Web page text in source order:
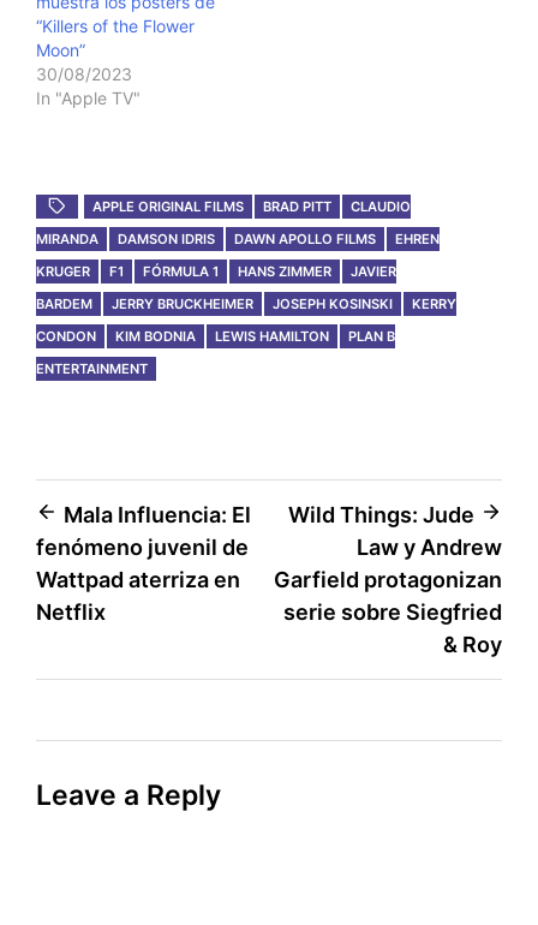
“Killers of the Flower
Moon”
30/08/2023
In "Apple TV"
APPLE ORIGINAL FILMS BRAD PITT
CLAUDIO
MIRANDA
DAMSON IDRIS DAWN APOLLO FILMS
EHREN
KRUGER
F1 FÓRMULA 1 HANS ZIMMER
JAVIER
BARDEM
JERRY BRUCKHEIMER JOSEPH KOSINSKI
KERRY
CONDON
KIM BODNIA LEWIS HAMILTON
PLAN B
ENTERTAINMENT
Post
navigation
Mala Influencia: El
fenómeno juvenil de
Wattpad aterriza en
Netflix
Wild Things: Jude
Law y Andrew
Garfield protagonizan
serie sobre Siegfried
& Roy
Leave a Reply